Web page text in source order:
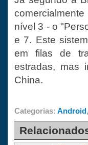
nível 3 - o
e 7. Este
em filas de
estradas, mas
China.
Categorias: Android,